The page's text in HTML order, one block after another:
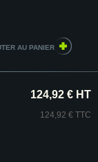
124,92 € HT
124,92 € TTC